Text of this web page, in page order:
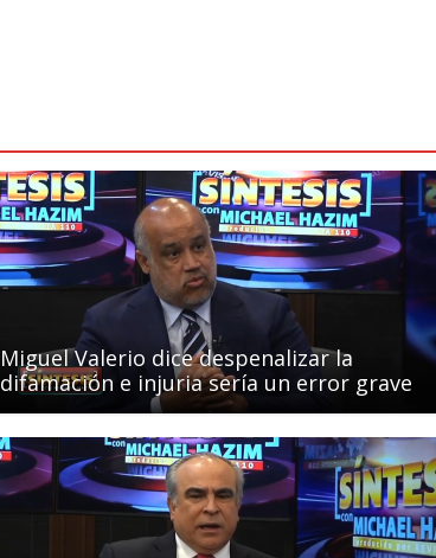
Miguel Valerio dice despenalizar la
difamación e injuria sería un error grave